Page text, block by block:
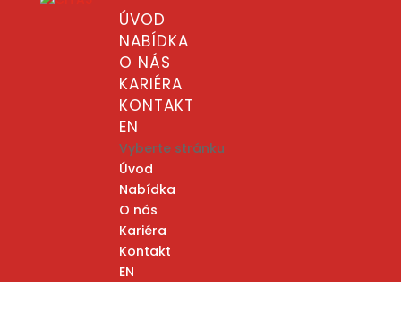
ÚVOD
NABÍDKA
O NÁS
KARIÉRA
KONTAKT
EN
Vyberte stránku
Úvod
Nabídka
O nás
Kariéra
Kontakt
EN